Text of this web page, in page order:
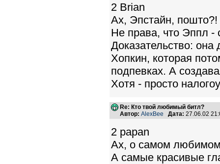
2 Brian
Ах, Эпстайн,
Не права, что Эппл -
Доказательство:
Хопкин, которая
подпевках. А
Хотя - просто
Re: Кто твой любимый битл?
Автор: AlexBee Дата: 27.06.02
2 papan
Ах, о самом
А самые красивые